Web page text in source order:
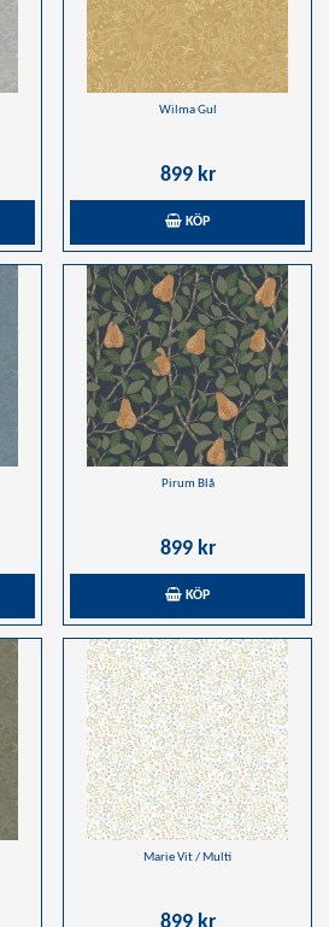
Wilma Gul
899 kr
KÖP
Pirum Blå
899 kr
KÖP
Marie Vit / Multi